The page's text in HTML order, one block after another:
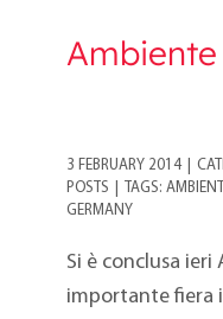
Ambiente
3 FEBRUARY 2014
POSTS
TAGS:
GERMANY
Si è conclusa ieri
importante fiera